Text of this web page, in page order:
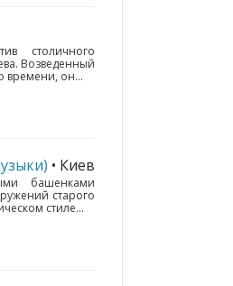
столичного
Возведенный
времени, он...
• Киев
башенками
старого
стиле...